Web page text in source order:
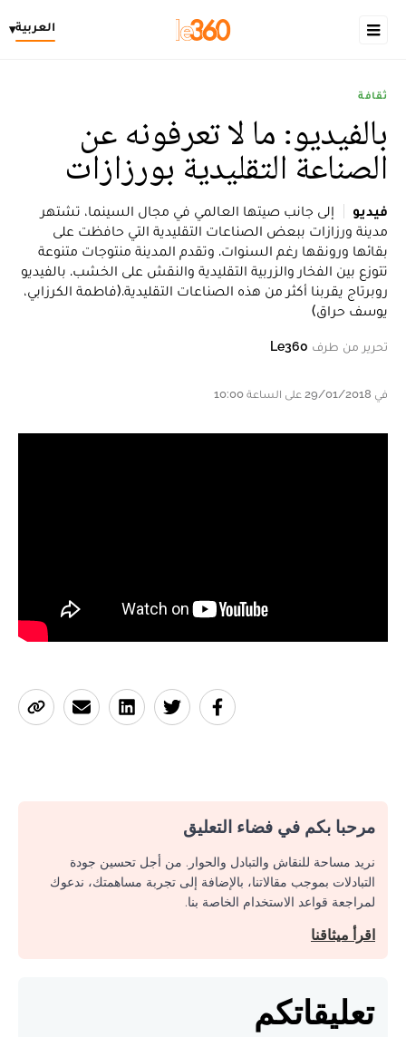
العربية▾
ثقافة
بالفيديو: ما لا تعرفونه عن
الصناعة التقليدية بورزازات
فيديو
إلى جانب صيتها العالمي في مجال السينما، تشتهر
مدينة ورزازات ببعض الصناعات التقليدية التي حافظت على
بقائها ورونقها رغم السنوات. وتقدم المدينة منتوجات متنوعة
تتوزع بين الفخار والزربية التقليدية والنقش على الخشب. بالفيديو
روبرتاج يقربنا أكثر من هذه الصناعات التقليدية.(فاطمة الكرزابي،
يوسف حراق)
تحرير من طرف Le360
في 29/01/2018 على الساعة 10:00
مرحبا بكم في فضاء التعليق
نريد مساحة للنقاش والتبادل والحوار. من أجل تحسين جودة
التبادلات بموجب مقالاتنا، بالإضافة إلى تجربة مساهمتك، ندعوك
لمراجعة قواعد الاستخدام الخاصة بنا.
اقرأ ميثاقنا
تعليقاتكم